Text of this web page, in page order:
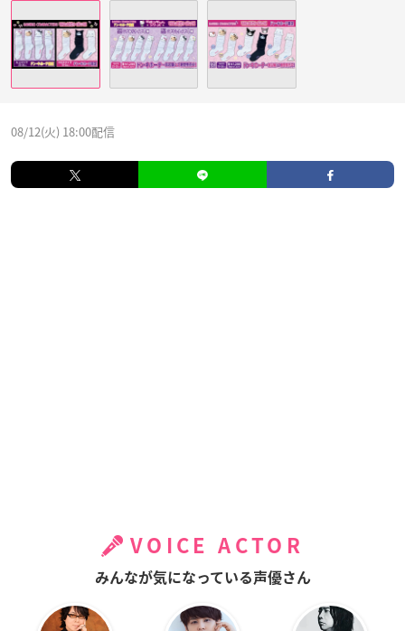
08/12(火) 18:00配信
VOICE ACTOR
みんなが気になっている声優さん